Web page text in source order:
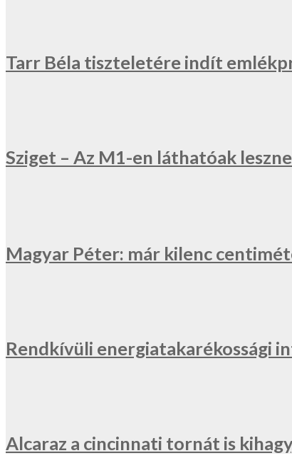
Tarr Béla tiszteletére indít
Sziget – Az M1-en láthatóak
Magyar Péter: már kilenc
Rendkívüli energiatakarékossági
Alcaraz a cincinnati tornát is